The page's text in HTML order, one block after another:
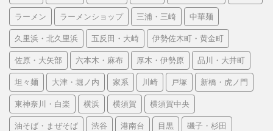
ラーメン ラーメンショップ 三浦・三崎 中華麺
久里浜・北久里浜 五反田・大崎 伊勢佐木町・黄金町
佐原・大矢部 六本木・麻布 厚木・伊勢原 品川・大井町
坦々麺 大津・堀ノ内 家系 川崎 戸塚 新橋・虎ノ門
東神奈川・白楽 横浜 横須賀 横須賀中央
油そば・まぜそば 渋谷 港南台 目黒 磯子・杉田